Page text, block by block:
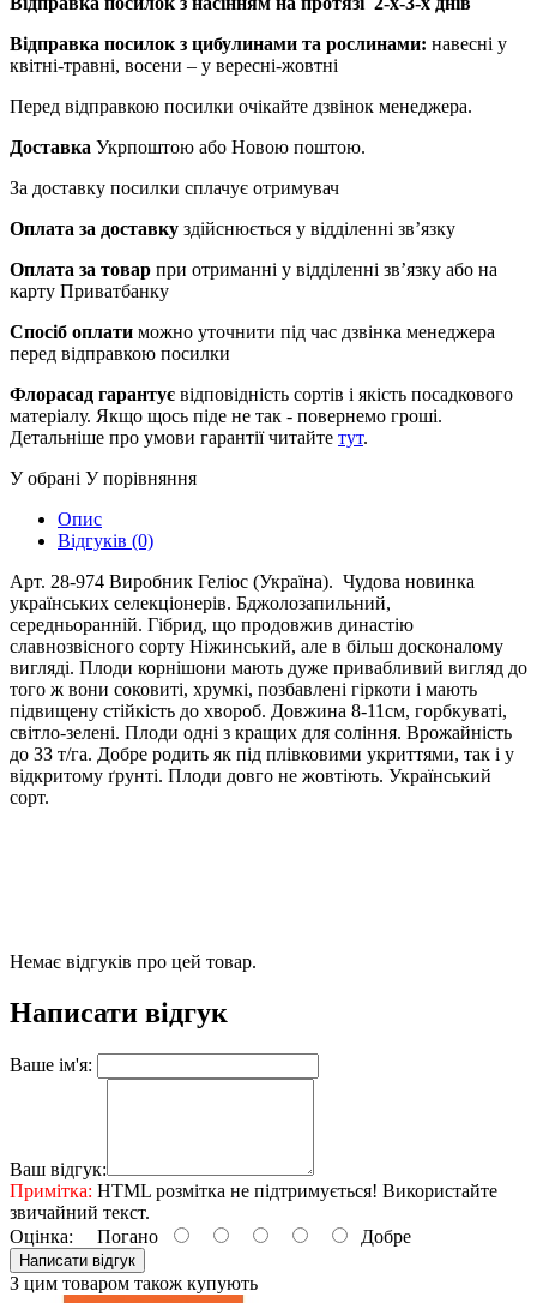
Відправка посилок з цибулинами та рослинами: навесні у
квітні-травні, восени – у вересні-жовтні
Перед відправкою посилки очікайте дзвінок менеджера.
Доставка Укрпоштою або Новою поштою.
За доставку посилки сплачує отримувач
Оплата за доставку здійснюється у відділенні зв’язку
Оплата за товар при отриманні у відділенні зв’язку або на
карту Приватбанку
Спосіб оплати можно уточнити під час дзвінка менеджера
перед відправкою посилки
Флорасад гарантує відповідність сортів і якість посадкового
матеріалу. Якщо щось піде не так - повернемо гроші.
Детальніше про умови гарантії читайте тут.
У обрані У порівняння
Опис
Відгуків (0)
Арт. 28-974 Виробник Геліос (Україна). Чудова новинка
українських селекціонерів. Бджолозапильний,
середньоранній. Гібрид, що продовжив династію
славнозвісного сорту Ніжинський, але в більш досконалому
вигляді. Плоди корнішони мають дуже привабливий вигляд до
того ж вони соковиті, хрумкі, позбавлені гіркоти і мають
підвищену стійкість до хвороб. Довжина 8-11см, горбкуваті,
світло-зелені. Плоди одні з кращих для соління. Врожайність
до ЗЗ т/га. Добре родить як під плівковими укриттями, так і у
відкритому ґрунті. Плоди довго не жовтіють. Український
сорт.
Немає відгуків про цей товар.
Написати відгук
Ваше ім'я:
Ваш відгук:
Примітка: HTML розмітка не підтримується! Використайте
звичайний текст.
Оцінка: Погано Добре
Написати відгук
З цим товаром також купують